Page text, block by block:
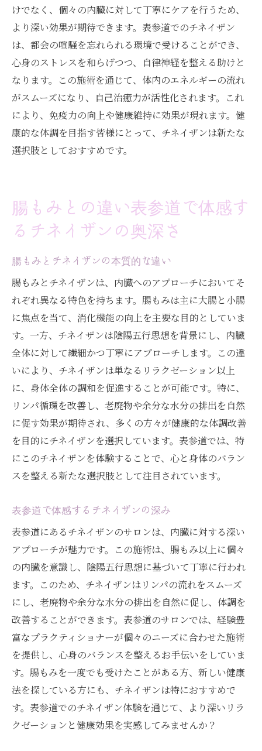
けでなく、個々の内臓に対して丁寧にケアを行うため、
より深い効果が期待できます。表参道でのチネイザン
は、都会の喧騒を忘れられる環境で受けることができ、
心身のストレスを和らげつつ、自律神経を整える助けと
なります。この施術を通じて、体内のエネルギーの流れ
がスムーズになり、自己治癒力が活性化されます。これ
により、免疫力の向上や健康維持に効果が現れます。健
康的な体調を目指す皆様にとって、チネイザンは新たな
選択肢としておすすめです。
腸もみとの違い表参道で体感す
るチネイザンの奥深さ
腸もみとチネイザンの本質的な違い
腸もみとチネイザンは、内臓へのアプローチにおいてそ
れぞれ異なる特色を持ちます。腸もみは主に大腸と小腸
に焦点を当て、消化機能の向上を主要な目的としていま
す。一方、チネイザンは陰陽五行思想を背景にし、内臓
全体に対して繊細かつ丁寧にアプローチします。この違
いにより、チネイザンは単なるリラクゼーション以上
に、身体全体の調和を促進することが可能です。特に、
リンパ循環を改善し、老廃物や余分な水分の排出を自然
に促す効果が期待され、多くの方々が健康的な体調改善
を目的にチネイザンを選択しています。表参道では、特
にこのチネイザンを体験することで、心と身体のバラン
スを整える新たな選択肢として注目されています。
表参道で体感するチネイザンの深み
表参道にあるチネイザンのサロンは、内臓に対する深い
アプローチが魅力です。この施術は、腸もみ以上に個々
の内臓を意識し、陰陽五行思想に基づいて丁寧に行われ
ます。このため、チネイザンはリンパの流れをスムーズ
にし、老廃物や余分な水分の排出を自然に促し、体調を
改善することができます。表参道のサロンでは、経験豊
富なプラクティショナーが個々のニーズに合わせた施術
を提供し、心身のバランスを整えるお手伝いをしていま
す。腸もみを一度でも受けたことがある方、新しい健康
法を探している方にも、チネイザンは特におすすめで
す。表参道でのチネイザン体験を通じて、より深いリラ
クゼーションと健康効果を実感してみませんか？